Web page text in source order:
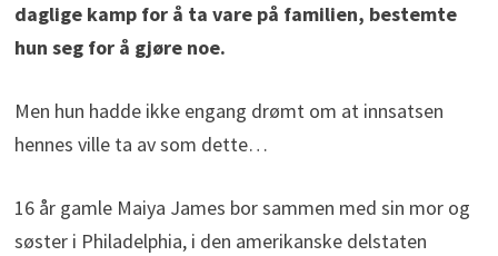
daglige kamp for å ta vare på familien, bestemte
hun seg for å gjøre noe.
Men hun hadde ikke engang drømt om at innsatsen
hennes ville ta av som dette…
16 år gamle Maiya James bor sammen med sin mor og
søster i Philadelphia, i den amerikanske delstaten